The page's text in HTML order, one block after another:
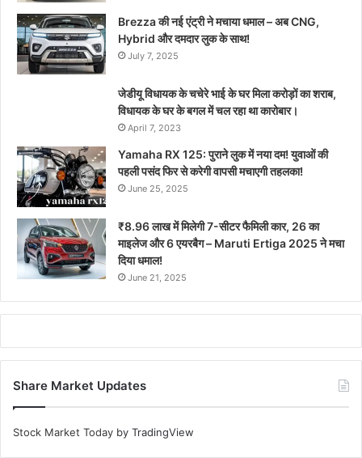
Brezza की नई एंट्री ने मचाया धमाल – अब CNG,
Hybrid और दमदार लुक के साथ!
July 7, 2025
जेडीयू विधायक के चचेरे भाई के घर मिला करोड़ों का शराब,
विधायक के घर के बगल में चल रहा था कारोबार।
April 7, 2023
Yamaha RX 125: पुराने लुक में नया दम! युवाओं की
पहली पसंद फिर से करेगी वापसी मचाएगी तहलका!
June 25, 2025
₹8.96 लाख में मिलेगी 7-सीटर फैमिली कार, 26 का
माइलेज और 6 एयरबैग – Maruti Ertiga 2025 ने मचा
दिया धमाल!
June 21, 2025
Share Market Updates
Stock Market Today by TradingView